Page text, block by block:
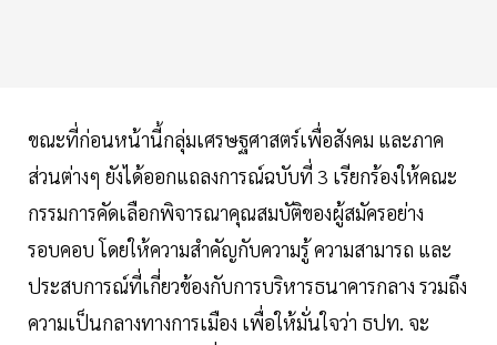
ขณะที่ก่อนหน้านี้กลุ่มเศรษฐศาสตร์เพื่อสังคม และภาค
ส่วนต่างๆ ยังได้ออกแถลงการณ์ฉบับที่ 3 เรียกร้องให้คณะ
กรรมการคัดเลือกพิจารณาคุณสมบัติของผู้สมัครอย่าง
รอบคอบ โดยให้ความสำคัญกับความรู้ ความสามารถ และ
ประสบการณ์ที่เกี่ยวข้องกับการบริหารธนาคารกลาง รวมถึง
ความเป็นกลางทางการเมือง เพื่อให้มั่นใจว่า ธปท. จะ